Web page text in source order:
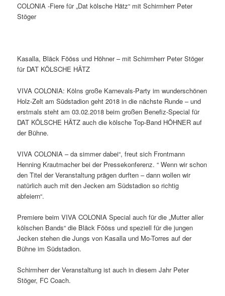
COLONIA -Fiere für „Dat kölsche Hätz“ mit Schirmherr Peter
Stöger
Kasalla, Bläck Fööss und Höhner – mit Schirmherr Peter Stöger
für DAT KÖLSCHE HÄTZ
VIVA COLONIA: Kölns große Karnevals-Party im wunderschönen
Holz-Zelt am Südstadion geht 2018 in die nächste Runde – und
erstmals steht am 03.02.2018 beim großen Benefiz-Special für
DAT KÖLSCHE HÄTZ auch die kölsche Top-Band HÖHNER auf
der Bühne.
VIVA COLONIA – da simmer dabei“, freut sich Frontmann
Henning Krautmacher bei der Pressekonferenz. “ Wenn wir schon
den Titel der Veranstaltung prägen durften – dann wollen wir
natürlich auch mit den Jecken am Südstadion so richtig
abfeiern“.
Premiere beim VIVA COLONIA Special auch für die „Mutter aller
kölschen Bands“ die Bläck Fööss und speziell für die jungen
Jecken stehen die Jungs von Kasalla und Mo-Torres auf der
Bühne im Südstadion.
Schirmherr der Veranstaltung ist auch in diesem Jahr Peter
Stöger, FC Coach.